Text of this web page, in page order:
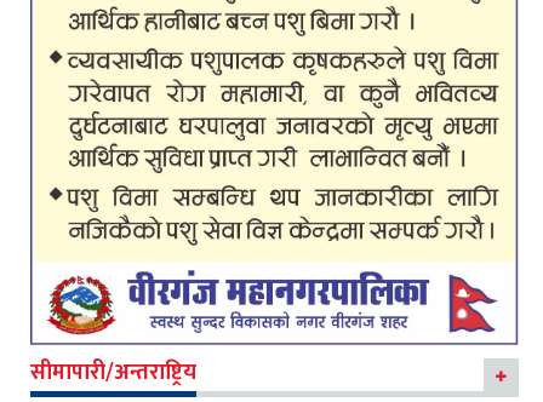
सीमापारी/अन्तराष्ट्रिय